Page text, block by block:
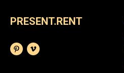
PRESENT.RENT